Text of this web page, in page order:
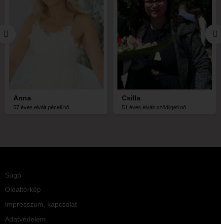
Anna
57 éves elvált péceli nő
Csilla
51 éves elvált sződligeti nő
Súgó
Oldaltérkép
Impresszum, kapcsolat
Adatvédelem